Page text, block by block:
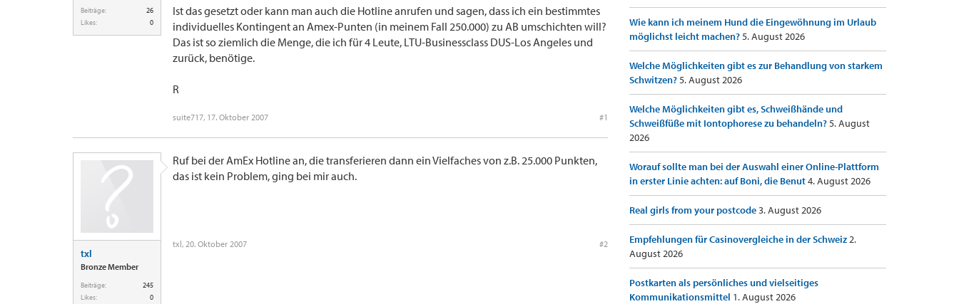
Beiträge:
26
Likes:
0
Ist das gesetzt oder kann man auch die Hotline anrufen und sagen, dass ich ein bestimmtes
individuelles Kontingent an Amex-Punten (in meinem Fall 250.000) zu AB umschichten will?
Das ist so ziemlich die Menge, die ich für 4 Leute, LTU-Businessclass DUS-Los Angeles und
zurück, benötige.
R
suite717, 17. Oktober 2007 #1
txl
Bronze Member
Beiträge:
245
Likes:
0
Ruf bei der AmEx Hotline an, die transferieren dann ein Vielfaches von z.B. 25.000 Punkten,
das ist kein Problem, ging bei mir auch.
txl, 20. Oktober 2007 #2
Wie kann ich meinem Hund die Eingewöhnung im Urlaub
möglichst leicht machen?5. August 2026
Welche Möglichkeiten gibt es zur Behandlung von starkem
Schwitzen?5. August 2026
Welche Möglichkeiten gibt es, Schweißhände und
Schweißfüße mit Iontophorese zu behandeln?5. August
2026
Worauf sollte man bei der Auswahl einer Online-Plattform
in erster Linie achten: auf Boni, die Benut4. August 2026
Real girls from your postcode3. August 2026
Empfehlungen für Casinovergleiche in der Schweiz2.
August 2026
Postkarten als persönliches und vielseitiges
Kommunikationsmittel 1. August 2026